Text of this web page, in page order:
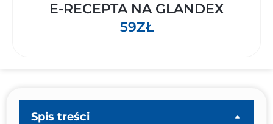
E-RECEPTA NA GLANDEX
59ZŁ
Spis treści